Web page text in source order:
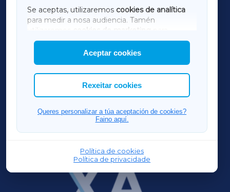
Se aceptas, utilizaremos cookies de analítica
para medir a nosa audiencia. Tamén
utilizaremos
cookies de marketing
mostrar publicidade de terceiros.
Así mesmo, podes personalizar a elección das
cookies que desexas permitir.
Aceptar cookies
Rexeitar cookies
Queres personalizar a túa aceptación de cookies?
Faino aquí.
Política de cookies
Política de privacidade
AMARIÑAXA
RIBEIRASACRAXA
ACORUÑAXA
FERROLXA
OURENSEXA